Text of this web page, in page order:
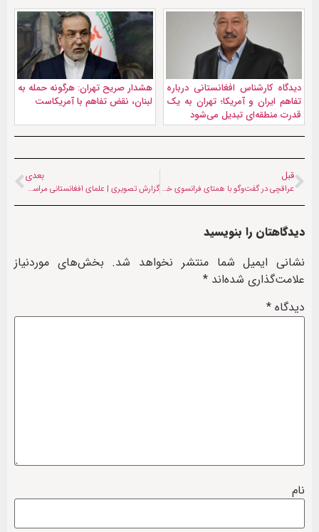
دیدگاه کارشناس افغانستانی درباره
تفاهم ایران و آمریکا؛ تهران به یک
قدرت منطقه‌ای تبدیل می‌شود
هشدار صریح تهران: هرگونه حمله به
لبنان، نقض تفاهم با آمریکاست
قبل
عراقچی در گفت‌وگو با همتای فرانسوی خود: رویکرد زیاده‌خواهانه و تغییر مداوم مطالبات آمریکا مانع از حصول توافق شد
بعدی
گزارش تصویری | علمای افغانستانی مراسم اربعین فراق یاد قائد شهید امت اسلام را در مشهد گرامی داشتند
دیدگاهتان را بنویسید
نشانی ایمیل شما منتشر نخواهد شد. بخش‌های موردنیاز
علامت‌گذاری شده‌اند *
دیدگاه *
نام